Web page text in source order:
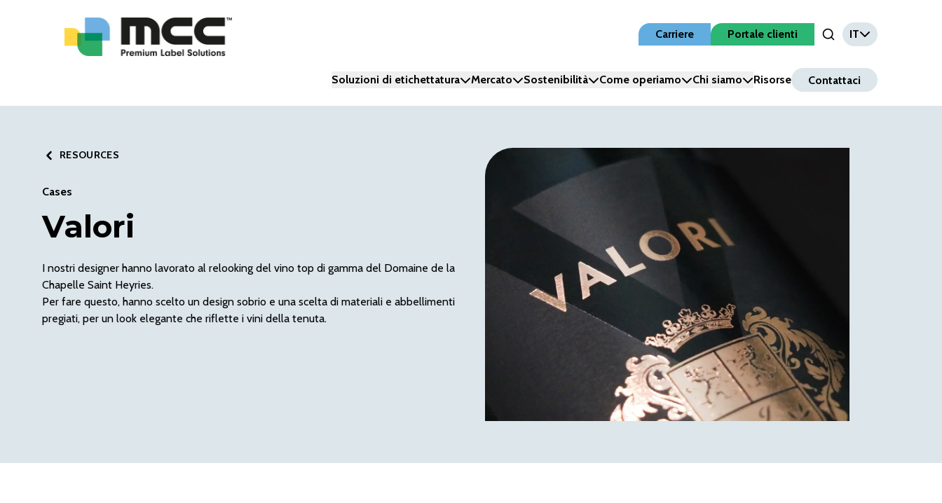
Carriere
Portale clienti
Open Search Input
IT
Soluzioni di etichettatura Mercato Sostenibilità Come operiamo Chi siamo Risorse Contattaci
RESOURCES
Cases
Valori
I nostri designer hanno lavorato al relooking del vino top di gamma del Domaine de la
Chapelle Saint Heyries.
Per fare questo, hanno scelto un design sobrio e una scelta di materiali e abbellimenti
pregiati, per un look elegante che riflette i vini della tenuta.